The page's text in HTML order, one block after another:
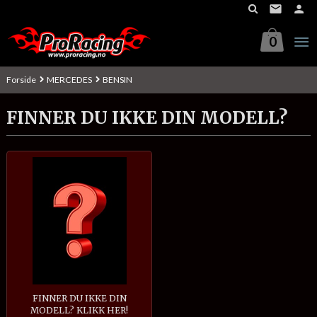
innholdet
0
Forside MERCEDES BENSIN
FINNER DU IKKE DIN MODELL?
FINNER DU IKKE DIN
MODELL? KLIKK HER!